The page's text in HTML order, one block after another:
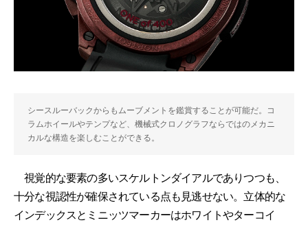
シースルーバックからもムーブメントを鑑賞することが可能だ。コ
ラムホイールやテンプなど、機械式クロノグラフならではのメカニ
カルな構造を楽しむことができる。
視覚的な要素の多いスケルトンダイアルでありつつも、
十分な視認性が確保されている点も見逃せない。立体的な
インデックスとミニッツマーカーはホワイトやターコイ